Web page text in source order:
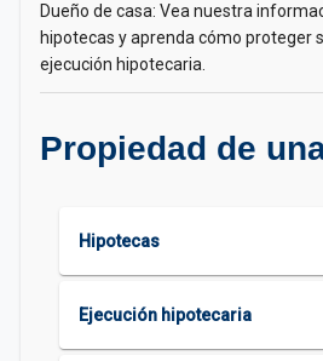
Dueño de casa: Vea nuestra
hipotecas y aprenda cómo proteger
ejecución hipotecaria.
Propiedad de
Hipotecas
Ejecución hipotecaria